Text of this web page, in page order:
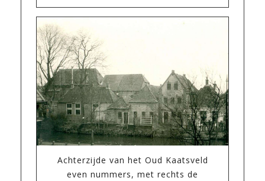
Achterzijde van het Oud Kaatsveld
even nummers, met rechts de